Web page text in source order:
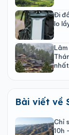
Đi
lo
nhất
Bài viết về
Chỉ
10h